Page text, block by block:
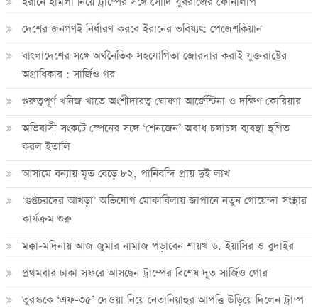
দেশের জনগণই নির্ধারণ করবে ইরানের ভবিষ্যৎ: পেজেশকিয়ান
বাংলাদেশের সঙ্গে অর্থনৈতিক সহযোগিতা জোরদার করাই যুক্তরাষ্ট্রের
অগ্রাধিকার : সার্জিও গর
গুরুত্বপূর্ণ খনিজ খাতে অংশীদারত্ব ঘোষণা আর্জেন্টিনা ও দক্ষিণ কোরিয়ার
অভিবাসী সংকটে স্পেনের সঙ্গে ‘শেনজেন’ অবাধ চলাচল ব্যবস্থা স্থগিত
করল ইতালি
আসামে বন্যায় মৃত বেড়ে ৮২, পানিবন্দি প্রায় দুই লাখ
‘গুপ্তচরদের আখড়া’ অভিযোগ মোকাবিলায় জাপানে নতুন গোয়েন্দা সংস্থার
কার্যক্রম শুরু
মক্কা-মদিনায় আজ জুমার নামাজ পড়াবেন শায়খ ড. ইয়াসির ও বুদাইর
প্রথমবার ঢাকা সফরে আসছেন ট্রাম্পের বিশেষ দূত সার্জিও গোর
তুরস্ককে ‘এফ-৩৫’ দেওয়া নিয়ে নেতানিয়াহুর আপত্তি উড়িয়ে দিলেন ট্রাম্প